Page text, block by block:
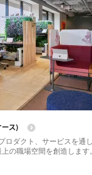
ス)
ロダクト、サービスを通
の職場空間を創造します。